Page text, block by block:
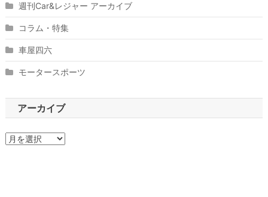
週刊Car&レジャー アーカイブ
コラム・特集
車屋四六
モータースポーツ
アーカイブ
ア